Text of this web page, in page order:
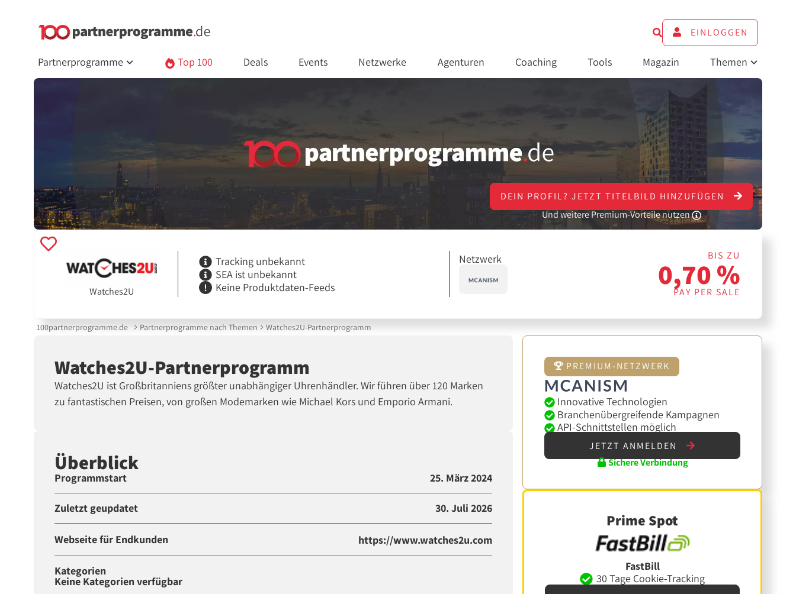
EINLOGGEN
Partnerprogramme Top 100 Deals Events Netzwerke Agenturen Coaching Tools Magazin Themen
DEIN PROFIL? JETZT TITELBILD HINZUFÜGEN
Und weitere Premium-Vorteile nutzen
Watches2U
Tracking unbekannt
SEA ist unbekannt
Keine Produktdaten-Feeds
Netzwerk BIS ZU
0,70 %
PAY PER SALE
100partnerprogramme.de Partnerprogramme nach Themen Watches2U-Partnerprogramm
Watches2U-Partnerprogramm
Watches2U ist Großbritanniens größter unabhängiger Uhrenhändler. Wir führen über 120 Marken
zu fantastischen Preisen, von großen Modemarken wie Michael Kors und Emporio Armani.
Überblick
Programmstart 25. März 2024
Zuletzt geupdatet 30. Juli 2026
Webseite für Endkunden https://www.watches2u.com
Kategorien
Keine Kategorien verfügbar
PREMIUM-NETZWERK
Innovative Technologien
Branchenübergreifende Kampagnen
API-Schnittstellen möglich
JETZT ANMELDEN
Sichere Verbindung
Prime Spot
FastBill
30 Tage Cookie-Tracking